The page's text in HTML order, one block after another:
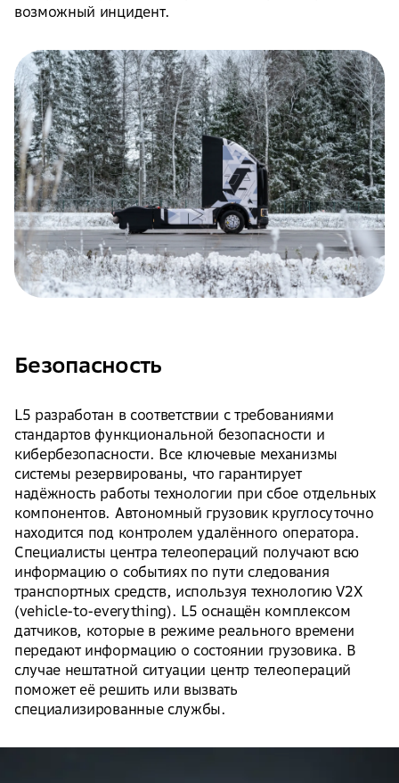
возможный инцидент.
Безопасность
L5 разработан в соответствии с требованиями
стандартов функциональной безопасности и
кибербезопасности. Все ключевые механизмы
системы резервированы, что гарантирует
надёжность работы технологии при сбое отдельных
компонентов. Автономный грузовик круглосуточно
находится под контролем удалённого оператора.
Специалисты центра телеопераций получают всю
информацию о событиях по пути следования
транспортных средств, используя технологию V2X
(vehicle-to-everything). L5 оснащён комплексом
датчиков, которые в режиме реального времени
передают информацию о состоянии грузовика. В
случае нештатной ситуации центр телеопераций
поможет её решить или вызвать
специализированные службы.